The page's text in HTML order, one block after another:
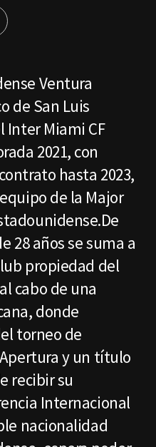
Ventura
de San Luis
Inter Miami CF
2021, con
hasta 2023,
de la Major
28 años se suma a
propiedad del
cabo de una
donde
torneo de
y un título
recibir su
Internacional
nacionalidad